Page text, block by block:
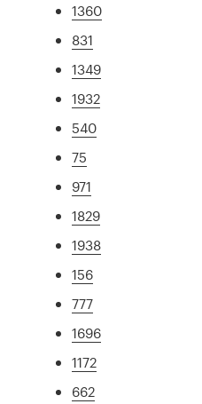
1360
831
1349
1932
540
75
971
1829
1938
156
777
1696
1172
662